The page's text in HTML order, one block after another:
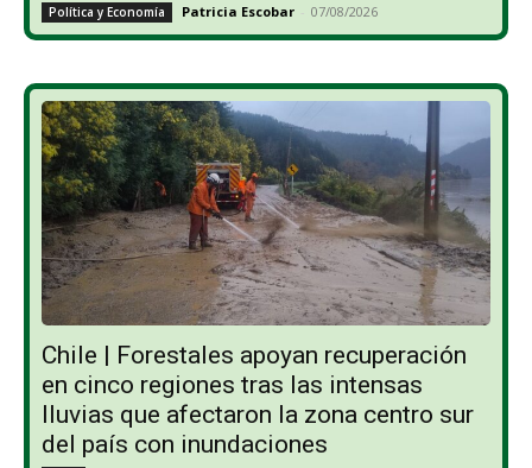
Política y Economía Patricia Escobar - 07/08/2026
Chile | Forestales apoyan recuperación
en cinco regiones tras las intensas
lluvias que afectaron la zona centro sur
del país con inundaciones